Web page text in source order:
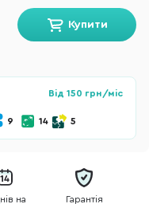
Купити
Від 150 грн/міс
9 14 5
на
Гарантія